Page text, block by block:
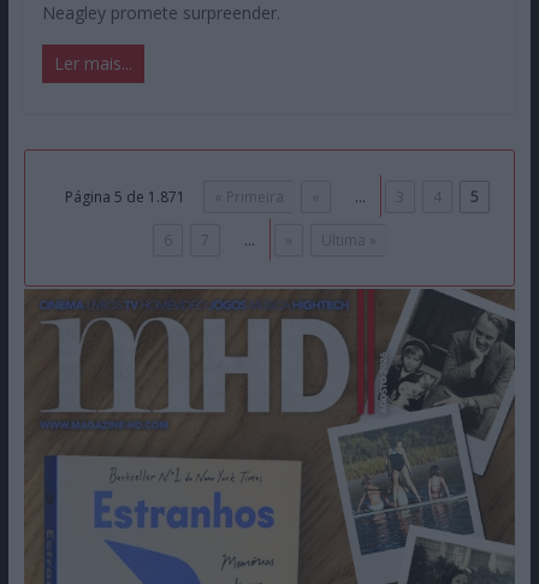
Neagley promete surpreender.
Ler mais...
Página 5 de 1.871 « Primeira ... 3 4 5
6 7 ... Ultima »